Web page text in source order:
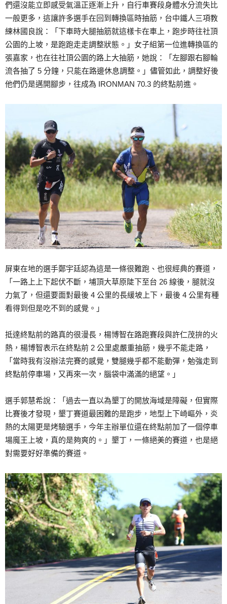
們還沒能立即感受氣溫正逐漸上升，自行車賽段身體水分流失比
一般更多，這讓許多選手在回到轉換區時抽筋，台中鐵人三項教
練林國良說：「下車時大腿抽筋就這樣卡在車上，跑步時往社頂
公園的上坡，是跑跑走走調整狀態。」女子組第一位進轉換區的
張嘉家，也在往社頂公園的路上大抽筋，她說：「左腳跟右腳輪
流各抽了 5 分鐘，只能在路邊休息調整。」儘管如此，調整好後
他們仍是邁開腳步，往成為 IRONMAN 70.3 的終點前進。
屏東在地的選手鄭宇廷認為這是一條很難跑、也很經典的賽道，
「一路上上下起伏不斷，埔頂大草原陡下至台 26 線後，腿就沒
力氣了，但還要面對最後 4 公里的長緩坡上下，最後 4 公里有種
看得到但是吃不到的感覺。」
抵達終點前的路真的很漫長，楊博智在路跑賽段與許仁茂拚的火
熱，楊博智表示在終點前 2 公里處嚴重抽筋，幾乎不能走路，
「當時我有沒辦法完賽的感覺，雙腿幾乎都不能動彈，勉強走到
終點前停車場，又再來一次，腦袋中滿滿的絕望。」
選手郭慧希說：「過去一直以為墾丁的開放海域是障礙，但實際
比賽後才發現，墾丁賽道最困難的是跑步，地型上下崎嶇外，炎
熱的太陽更是烤驗選手，今年主辦單位還在終點前加了一個停車
場魔王上坡，真的是夠爽的。」墾丁，一條絕美的賽道，也是絕
對需要好好準備的賽道。